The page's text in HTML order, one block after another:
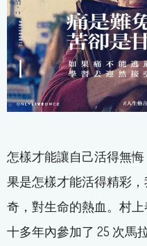
怎樣才能讓自己活得無
果是怎樣才能活得精彩
奇，對生命的熱血。村
十多年內參加了 25 次馬